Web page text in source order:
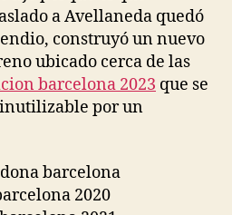
a Avellaneda quedó
construyó un nuevo
ubicado cerca de las
barcelona 2023 que se
por un